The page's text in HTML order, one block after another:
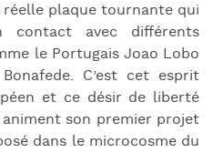
plaque tournante qui
contact avec différents
le Portugais Joao Lobo
C’est cet esprit
et ce désir de liberté
son premier projet
dans le microcosme du